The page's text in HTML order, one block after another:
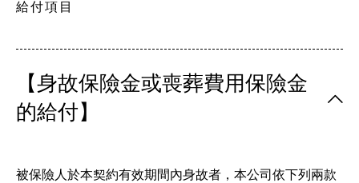
給付項目
【身故保險金或喪葬費用保險金
的給付】
被保險人於本契約有效期間內身故者，本公司依下列兩款